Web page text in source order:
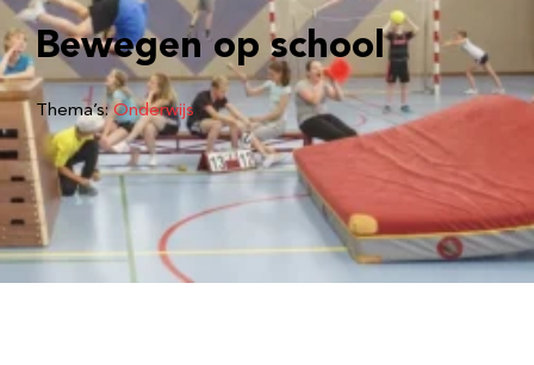
Bewegen op school
Thema’s:Onderwijs